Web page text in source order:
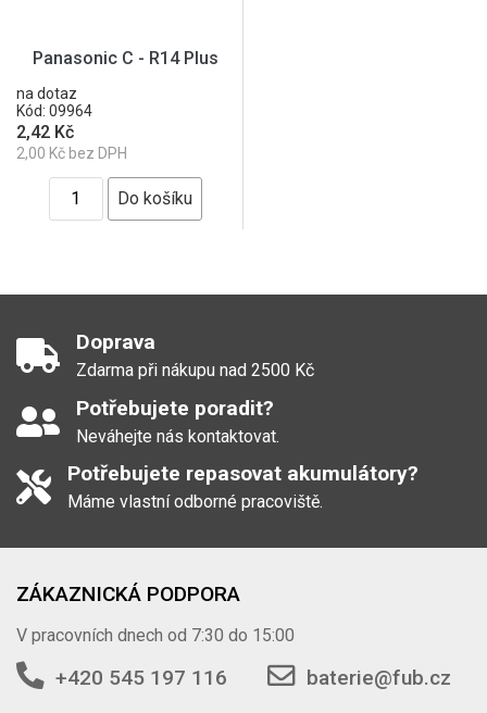
Panasonic C - R14 Plus
na dotaz
Kód: 09964
2,42 Kč
2,00 Kč bez DPH
Doprava
Zdarma při nákupu nad 2500 Kč
Potřebujete poradit?
Neváhejte nás kontaktovat.
Potřebujete repasovat akumulátory?
Máme vlastní odborné pracoviště.
ZÁKAZNICKÁ PODPORA
V pracovních dnech od 7:30 do 15:00
+420 545 197 116 baterie@fub.cz